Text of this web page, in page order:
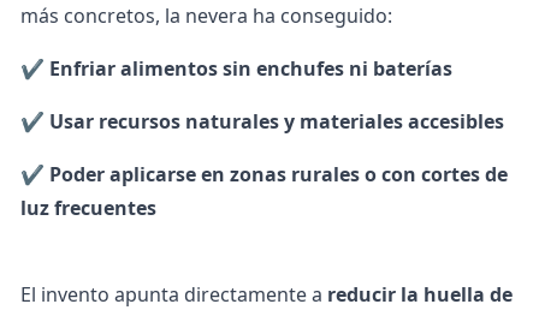
más concretos, la nevera ha conseguido:
✔️ Enfriar alimentos sin enchufes ni baterías
✔️ Usar recursos naturales y materiales accesibles
✔️ Poder aplicarse en zonas rurales o con cortes de
luz frecuentes
El invento apunta directamente a reducir la huella de